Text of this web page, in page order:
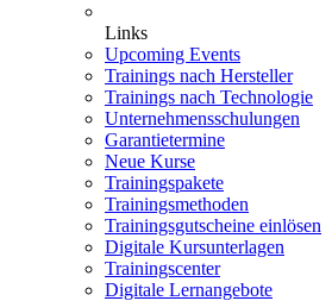
Links
Upcoming Events
Trainings nach Hersteller
Trainings nach Technologie
Unternehmensschulungen
Garantietermine
Neue Kurse
Trainingspakete
Trainingsmethoden
Trainingsgutscheine einlösen
Digitale Kursunterlagen
Trainingscenter
Digitale Lernangebote